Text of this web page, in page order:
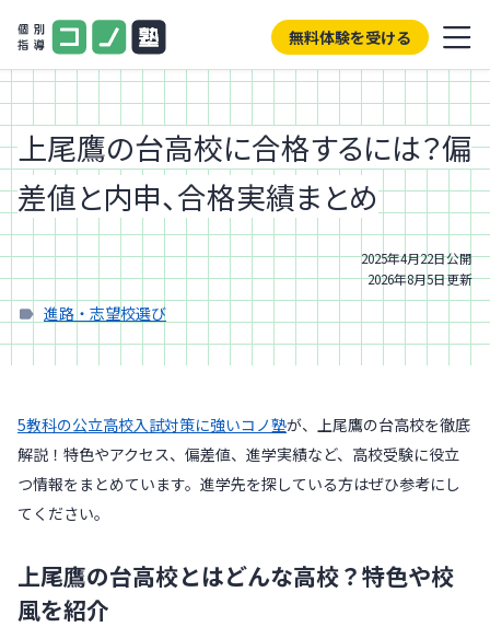
無料体験を受ける
上尾鷹の台高校に合格するには？偏
差値と内申、合格実績まとめ
2025年4月22日公開
2026年8月5日更新
進路・志望校選び
5教科の公立高校入試対策に強いコノ塾が、上尾鷹の台高校を徹底
解説！特色やアクセス、偏差値、進学実績など、高校受験に役立
つ情報をまとめています。進学先を探している方はぜひ参考にし
てください。
上尾鷹の台高校とはどんな高校？特色や校
風を紹介